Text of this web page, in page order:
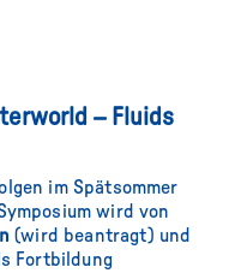
– Fluids
im Spätsommer
wird von
(wird beantragt) und
Fortbildung